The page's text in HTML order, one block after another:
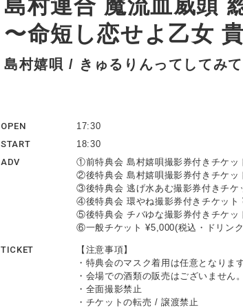
島村連合 魔流血威頭
〜命短し恋せよ乙女
島村嬉唄 / きゅるりんってしてみて
OPEN
17:30
START
18:30
ADV
①前特典会 島村嬉唄撮影券付きチケッ
②後特典会 島村嬉唄撮影券付きチケッ
③後特典会 逃げ水あむ撮影券付きチケ
④後特典会 環やね撮影券付きチケット
⑤後特典会 チバゆな撮影券付きチケッ
⑥一般チケット ¥5,000(税込・ドリン
TICKET
【注意事項】
・特典会のマスク着用は任意となります
・会場での酒類の販売はございません。
・全面撮影禁止
・チケットの転売 / 譲渡禁止